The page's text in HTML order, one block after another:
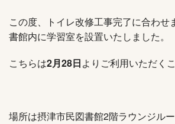
この度、トイレ改修工事完了に合わせ
書館内に学習室を設置いたしました。
こちらは2月28日よりご利用いただく
場所は摂津市民図書館2階ラウンジルー